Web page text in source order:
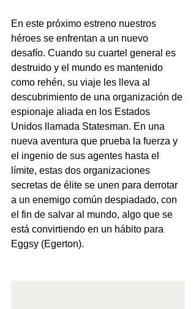
En este próximo estreno nuestros
héroes se enfrentan a un nuevo
desafío. Cuando su cuartel general es
destruido y el mundo es mantenido
como rehén, su viaje les lleva al
descubrimiento de una organización de
espionaje aliada en los Estados
Unidos llamada Statesman. En una
nueva aventura que prueba la fuerza y ​​
el ingenio de sus agentes hasta el
límite, estas dos organizaciones
secretas de élite se unen para derrotar
a un enemigo común despiadado, con
el fin de salvar al mundo, algo que se
está convirtiendo en un hábito para
Eggsy (Egerton).